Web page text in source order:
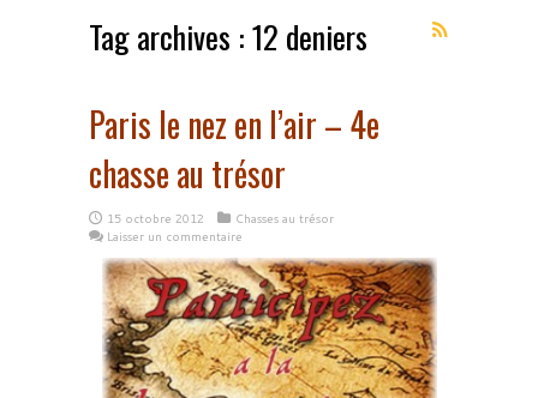
Tag archives :12 deniers
Paris le nez en l’air – 4e
chasse au trésor
15 octobre 2012
Chasses au trésor
Laisser un commentaire